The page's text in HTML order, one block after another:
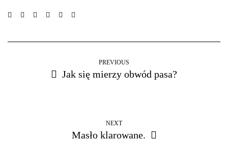
PREVIOUS
Jak się mierzy obwód pasa?
NEXT
Masło klarowane.